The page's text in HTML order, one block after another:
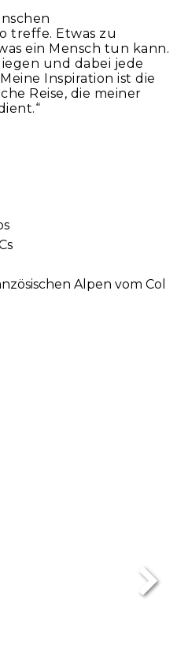
treffe. Etwas zu
ein Mensch tun kann.
und dabei jede
Inspiration ist die
Reise, die meiner
Alpen vom Col